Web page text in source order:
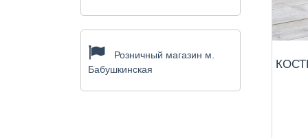
Розничный магазин м.
Бабушкинская